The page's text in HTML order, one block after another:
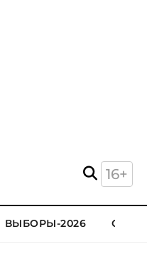
16+
ВЫБОРЫ-2026